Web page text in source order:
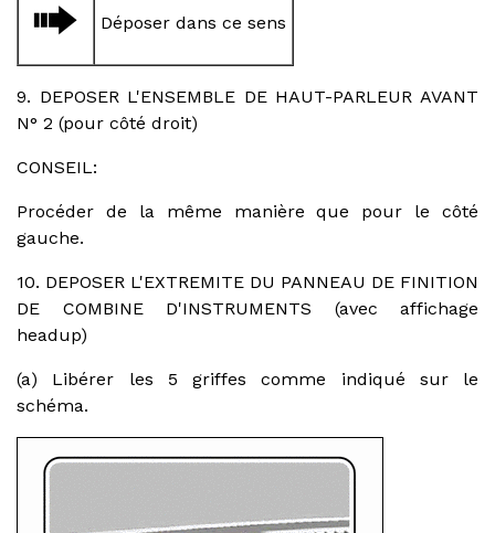
Déposer dans ce sens
9. DEPOSER L'ENSEMBLE DE HAUT-PARLEUR AVANT
N° 2 (pour côté droit)
CONSEIL:
Procéder de la même manière que pour le côté
gauche.
10. DEPOSER L'EXTREMITE DU PANNEAU DE FINITION
DE COMBINE D'INSTRUMENTS (avec affichage
headup)
(a) Libérer les 5 griffes comme indiqué sur le
schéma.